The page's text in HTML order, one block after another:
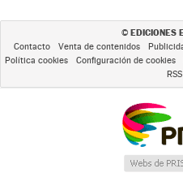
© EDICIONES
Contacto Venta de contenidos
Política cookies
Configuración de cookies
RSS